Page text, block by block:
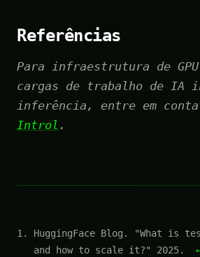
Referências
Para infraestrutura de
cargas de trabalho de IA
inferência, entre em
Introl .
HuggingFace Blog. "What is
and how to scale it?" 2025.